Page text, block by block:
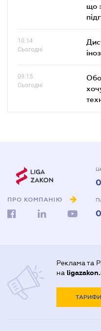
що
10.14
Сьогодні
09.15
Сьогодні
ПРО КОМПАНІЮ
Реклама та
на
ТАРИФИ